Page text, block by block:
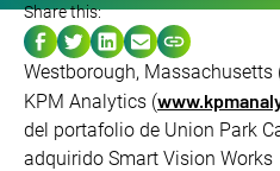
Westborough,
KPM Analytics (
del portafolio de Union Park
adquirido Smart Vision Works
Share this: